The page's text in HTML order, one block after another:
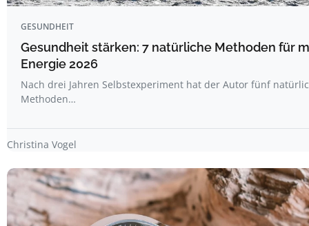
GESUNDHEIT
Gesundheit stärken: 7 natürliche Methoden für
Energie 2026
Nach drei Jahren Selbstexperiment hat der Autor fünf
Methoden…
Christina Vogel